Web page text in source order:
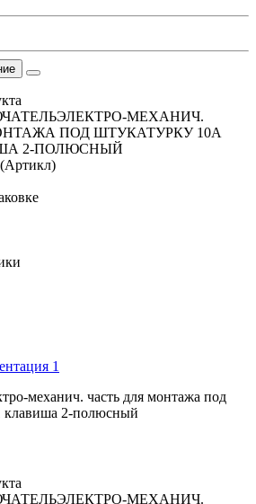
МЕХАНИЧ.
ПОД ШТУКАТУРКУ 10А
2-ПОЛЮСНЫЙ
1
механич. часть для монтажа под
клавиша 2-полюсный
МЕХАНИЧ.